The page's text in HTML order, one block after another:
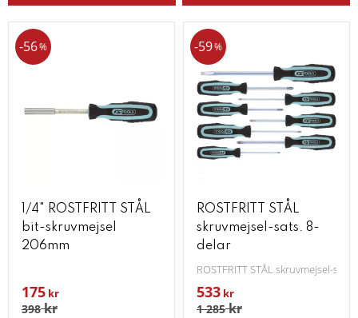
1/4" ROSTFRITT STÅL
bit-skruvmejsel
206mm
175 kr
398kr
56%
ROSTFRITT STÅL
skruvmejsel-sats. 8-
delar
ROSTFRITT STÅL skruvmejsel-
533 kr
1 285kr
59%